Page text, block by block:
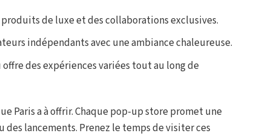
produits de luxe et des collaborations exclusives.
indépendants avec une ambiance chaleureuse.
offre des expériences variées tout au long de
Paris a à offrir. Chaque pop-up store promet une
lancements. Prenez le temps de visiter ces